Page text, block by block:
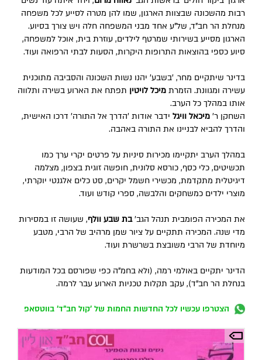
רבות מהשכונה שבצוות הארגון, שמו להן מטרה לסייע לכל משפחה
מנחלת הר חב"ד, של"ע אחד מבני המשפחה חלה ויש צורך בסיוע.
הארגון מסייע בשירותי שמרטף לילדים, עוזרת בית, אוכל למשפחה,
סיוע כספי בהוצאות התרופות היקרות, הסעות לבתי הרפואה ועוד.
בדינר שיתקיים מחר, 'בשבע' יהנו נשות השכונה והסביבה מתוכנית
עשירה ומגוונת. הזמרת מיכל לויטין תפתח את הארוע בשירה ותלווה
אותו במהלך כל הערב.
השחקן ר' מיכאל וויגלידבר אודות 'הדרך אל התורה' דרכו האישית,
והדרך להביא לבניינו את התורה באהבה.
במהלך הערב יתקיימו מכירות סיניות על פרטים יקרי ערך כמו
תכשיטים, כלי כסף, כורסא סלונית, חופשה זוגית בצפון, מצלמה
דיגיטלית מתקדמת, מכשירי חשמל יקרים, סט כלים אלגנטי יוקרתי,
מוצרי ילדים כמשחקים והלבשה, ספרי קודש ועוד.
את המכירה הפומבית תנהל הגב'בת שבע וולף, שעושה זו במסירות
מדי שנה. המכירה תתקיים על ציור שמן מרהיב של הרבי, מטבע
מיוחדת של הרבי משובצת בשרשרת ועוד.
הדינר יתקיים באולמי רמה, (ולא בחמ"ה כפי שפורסם בכל המודעות
בנחלת הר חב"ד), עקב תקלות טכניות הארוע עבר לרמה.
הצטרפו עכשיו לכל החדשות החמות של 'קול חב"ד' בווטסאפ